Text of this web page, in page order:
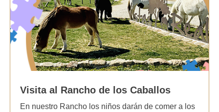
Visita al Rancho de los Caballos
En nuestro Rancho los niños darán de comer a los